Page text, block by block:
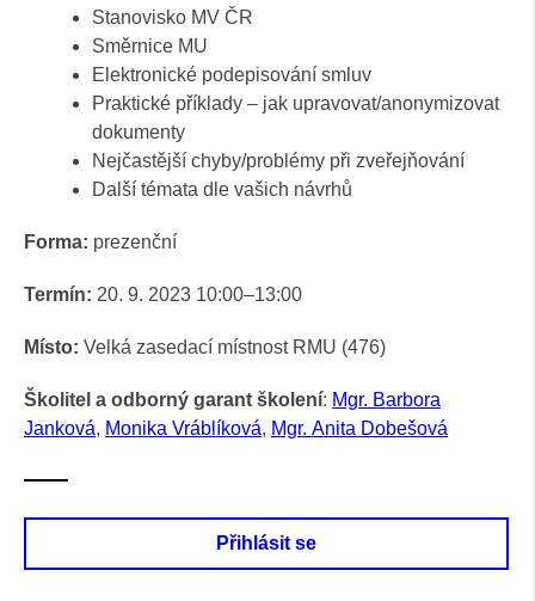
Stanovisko MV ČR
Směrnice MU
Elektronické podepisování smluv
Praktické příklady – jak upravovat/anonymizovat
dokumenty
Nejčastější chyby/problémy při zveřejňování
Další témata dle vašich návrhů
Forma: prezenční
Termín: 20. 9. 2023 10:00–13:00
Místo: Velká zasedací místnost RMU (476)
Školitel a odborný garant školení: Mgr. Barbora
Janková, Monika Vráblíková, Mgr. Anita Dobešová
Přihlásit se